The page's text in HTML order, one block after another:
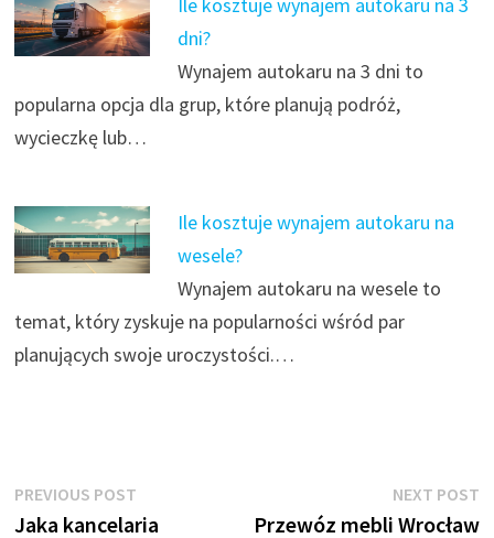
dni?
Wynajem autokaru na 3 dni to
popularna opcja dla grup, które planują podróż,
wycieczkę lub…
Ile kosztuje wynajem autokaru na
wesele?
Wynajem autokaru na wesele to
temat, który zyskuje na popularności wśród par
planujących swoje uroczystości.…
Nawigacja
PREVIOUS POSTPrevious
post:
Jaka kancelaria
NEXT POST
Przewóz mebli Wrocław